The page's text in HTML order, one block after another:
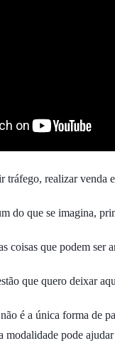
tráfego, realizar venda
do que se imagina,
coisas que podem ser
que quero deixar
é a única forma de
modalidade pode